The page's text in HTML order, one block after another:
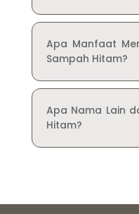
Apa Manfaat
Sampah Hitam?
Apa Nama Lain
Hitam?